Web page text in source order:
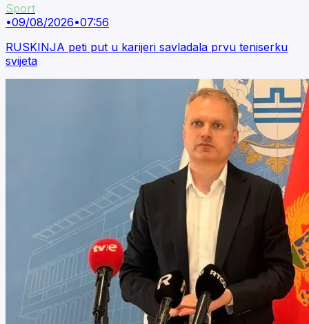
Sport
•09/08/2026•07:56
RUSKINJA peti put u karijeri savladala prvu teniserku
svijeta